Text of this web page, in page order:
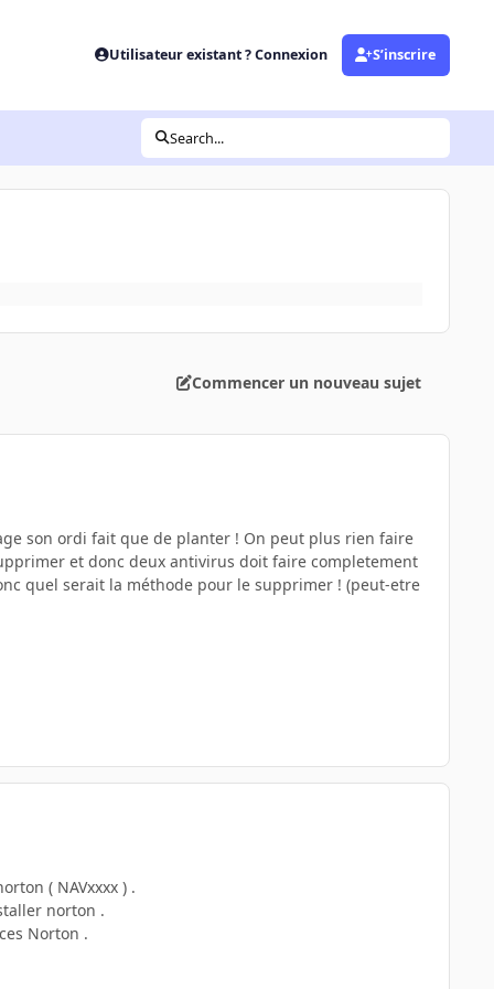
Utilisateur existant ? Connexion S’inscrire
Search...
Commencer un nouveau sujet
son ordi fait que de planter ! On peut plus rien faire
et donc deux antivirus doit faire completement
quel serait la méthode pour le supprimer ! (peut-etre
( NAVxxxx ) .
norton .
Norton .